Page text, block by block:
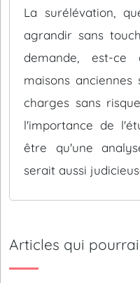
La surélévation,
agrandir sans
demande, est-
maisons
charges sans
l'importance de
être qu'une
serait aussi
Articles qui